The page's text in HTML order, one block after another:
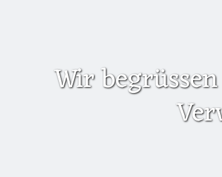
Wir